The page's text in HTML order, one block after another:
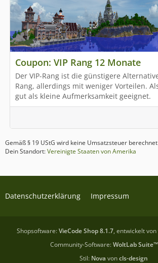
Coupon: VIP Rang 12 Monate
Der VIP-Rang ist die günstigere
Rang, allerdings mit weniger Vorteilen.
gut als kleine Aufmerksamkeit geeignet.
Gemäß § 19 UStG wird keine Umsatzsteuer berechnet
Dein Standort:Vereinigte Staaten von Amerika
Datenschutzerklärung Impressum
Shopsoftware:VieCode Shop 8.1.7, entwickelt von
Community-Software:WoltLab
Stil: Nova voncls-design